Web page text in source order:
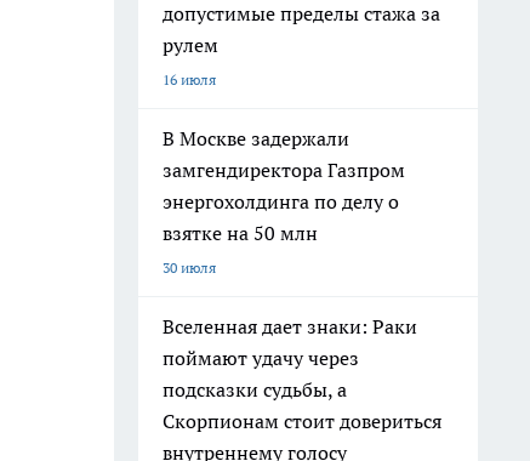
допустимые пределы стажа за
рулем
16 июля
В Москве задержали
замгендиректора Газпром
энергохолдинга по делу о
взятке на 50 млн
30 июля
Вселенная дает знаки: Раки
поймают удачу через
подсказки судьбы, а
Скорпионам стоит довериться
внутреннему голосу